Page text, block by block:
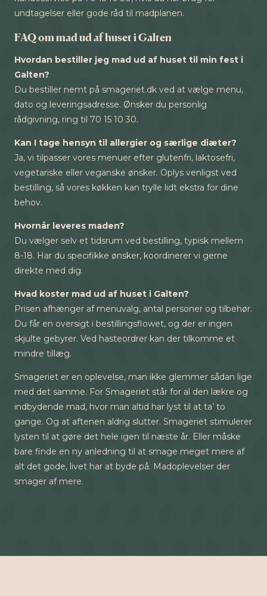
undtagelser eller gode råd til madplanen.
FAQ om mad ud af huset i Galten
Hvordan bestiller jeg mad ud af huset til min fest i
Galten?
Du bestiller nemt på smageriet.dk ved at vælge menu,
dato og leveringsadresse. Ønsker du personlig
rådgivning, ring til 70 15 10 30.
Kan I tage hensyn til allergier og særlige diæter?
Ja, vi tilpasser vores menuer efter glutenfri, laktosefri,
vegetariske eller veganske ønsker. Oplys venligst ved
bestilling, så vores køkken kan trylle lidt ekstra for dine
behov.
Hvornår leveres maden?
Du vælger selv et tidsrum ved bestilling, typisk mellem
8-18. Har du specifikke ønsker, koordinerer vi gerne
direkte med dig.
Hvad koster mad ud af huset i Galten?
Prisen afhænger af menuvalg, antal personer og tilbehør.
Du får en oversigt i bestillingsflowet, og der er ingen
skjulte gebyrer. Ved hasteordrer kan der tilkomme et
mindre tillæg.
Smageriet er en oplevelse, man ikke glemmer sådan lige
med det samme. For Smageriet står for al den lækre og
indbydende mad, hvor man altid har lyst til at ta’ to
gange. Og at aftenen aldrig slutter. Smageriet stimulerer
lysten til at gøre det hele igen til næste år. Eller måske
bare finde en ny anledning til at smage meget mere af
alt det gode, livet har at byde på. Madoplevelser der
smager af mere.